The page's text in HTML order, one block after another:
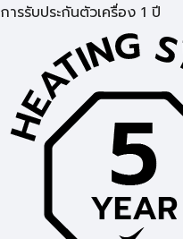
การรับประกันตัวเครื่อง 1 ปี